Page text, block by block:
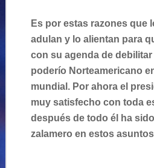
Es por estas razones que
adulan y lo alientan para
con su agenda de debilitar
poderío Norteamericano
mundial. Por ahora el
muy satisfecho con toda
después de todo él ha
zalamero en estos